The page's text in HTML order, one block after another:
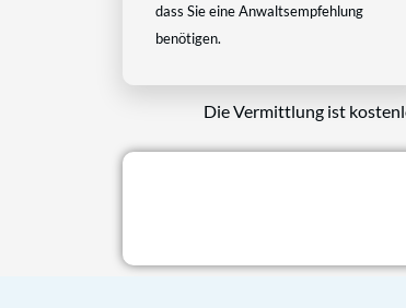
dass Sie eine Anwaltsempfehlung
benötigen.
Die Vermittlung ist